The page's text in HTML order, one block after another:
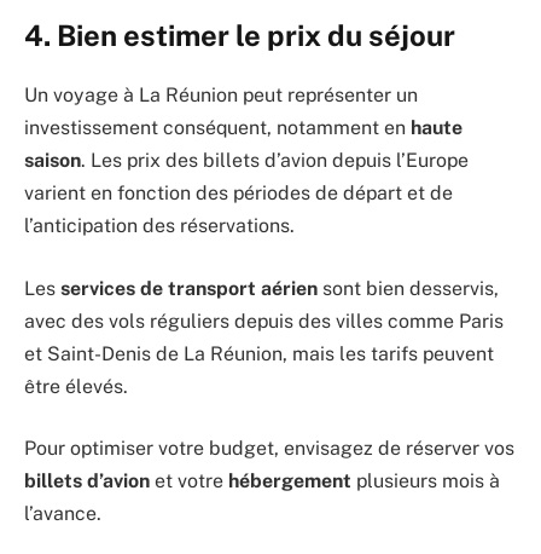
4. Bien estimer le prix du séjour
Un voyage à La Réunion peut représenter un
investissement conséquent, notamment en haute
saison. Les prix des billets d’avion depuis l’Europe
varient en fonction des périodes de départ et de
l’anticipation des réservations.
Les services de transport aérien sont bien desservis,
avec des vols réguliers depuis des villes comme Paris
et Saint-Denis de La Réunion, mais les tarifs peuvent
être élevés.
Pour optimiser votre budget, envisagez de réserver vos
billets d’avion et votre hébergement plusieurs mois à
l’avance.